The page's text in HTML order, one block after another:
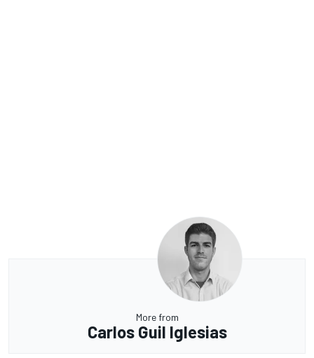
More from
Carlos Guil Iglesias